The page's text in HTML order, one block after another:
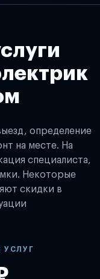
определение
на месте. На
специалиста,
Некоторые
скидки в
УСЛУГ